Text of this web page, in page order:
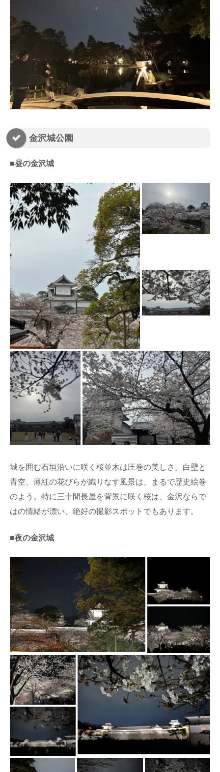
金沢城公園
■昼の金沢城
城を囲む石垣沿いに咲く桜並木は圧巻の美しさ。白壁と
青空、薄紅の花びらが織りなす風景は、まるで歴史絵巻
のよう。特に三十間長屋を背景に咲く桜は、金沢ならで
はの情緒が漂い、絶好の撮影スポットでもあります。
■夜の金沢城